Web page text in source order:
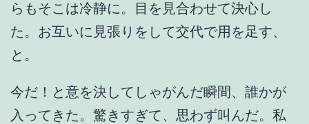
らもそこは冷静に。目を見合わせて決心し
た。お互いに見張りをして交代で用を足す、
と。
今だ！と意を決してしゃがんだ瞬間、誰かが
入ってきた。驚きすぎて、思わず叫んだ。私